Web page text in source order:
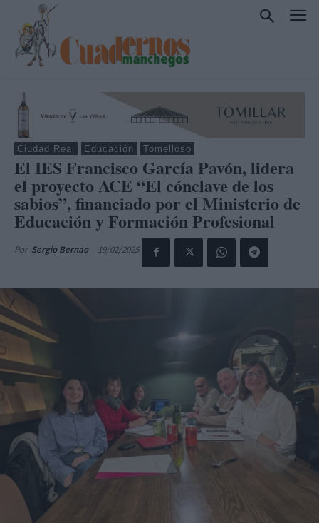
Ciudad Real Educación Tomelloso
El IES Francisco García Pavón, lidera
el proyecto ACE “El cónclave de los
sabios”, financiado por el Ministerio de
Educación y Formación Profesional
Por Sergio Bernao 19/02/2025